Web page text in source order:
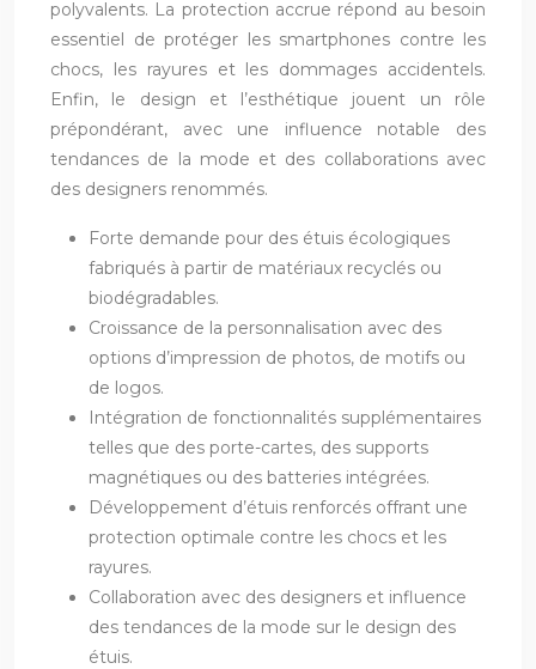
polyvalents. La protection accrue répond au besoin
essentiel de protéger les smartphones contre les
chocs, les rayures et les dommages accidentels.
Enfin, le design et l’esthétique jouent un rôle
prépondérant, avec une influence notable des
tendances de la mode et des collaborations avec
des designers renommés.
Forte demande pour des étuis écologiques
fabriqués à partir de matériaux recyclés ou
biodégradables.
Croissance de la personnalisation avec des
options d’impression de photos, de motifs ou
de logos.
Intégration de fonctionnalités supplémentaires
telles que des porte-cartes, des supports
magnétiques ou des batteries intégrées.
Développement d’étuis renforcés offrant une
protection optimale contre les chocs et les
rayures.
Collaboration avec des designers et influence
des tendances de la mode sur le design des
étuis.